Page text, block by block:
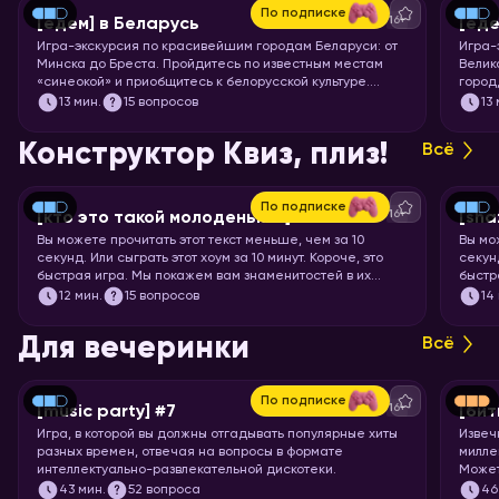
По подписке
[едем] в Беларусь 16+
Игра-экскурсия по красивейшим городам Беларуси: от
Минска до Бреста. Пройдитесь по известным местам
«синеокой» и приобщитесь к белорусской культуре.
Скорее запускайте хоум!
13 мин. 15 вопросов
Игра-
13
Конструктор Квиз, плиз! Всё
По подписке
[кто это такой молоденький] #5 16+
Вы можете прочитать этот текст меньше, чем за 10
секунд. Или сыграть этот хоум за 10 минут. Короче, это
быстрая игра. Мы покажем вам знаменитостей в их
раннем возрасте, а ваша задача – узнать их.
12 мин. 15 вопросов
Вы
14
Для вечеринки Всё
По подписке
[music party] #7 16+
Игра, в которой вы должны отгадывать популярные хиты
разных времен, отвечая на вопросы в формате
интеллектуально-развлекательной дискотеки.
43 мин. 52 вопроса
что-46